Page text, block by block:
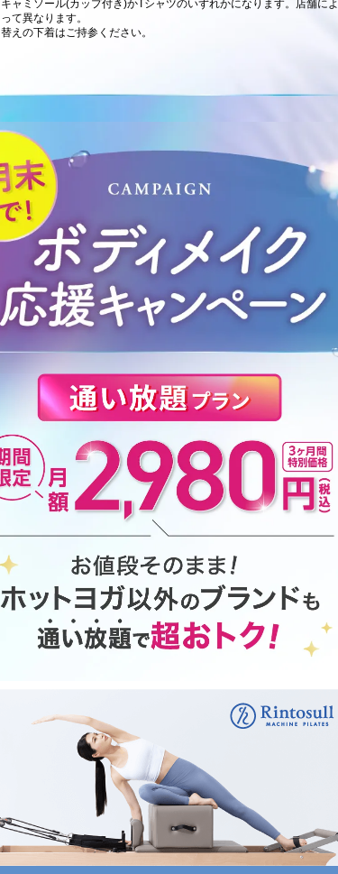
キャミソール(カップ付き)かTシャツのいずれかになります。店舗によ
って異なります。
替えの下着はご持参ください。